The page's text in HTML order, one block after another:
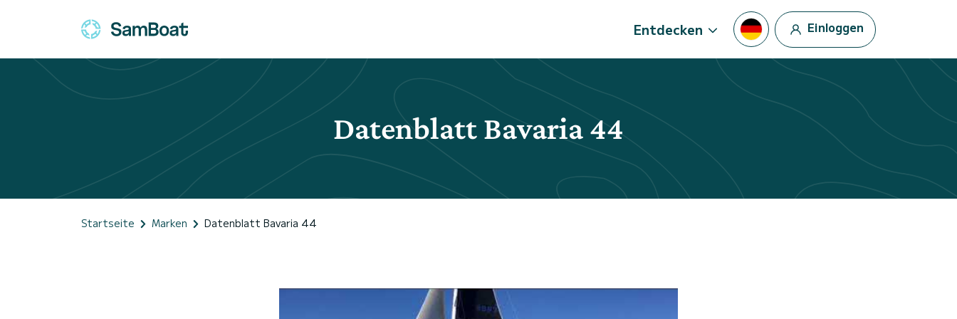
Entdecken Einloggen
Datenblatt Bavaria 44
Startseite Marken Datenblatt Bavaria 44